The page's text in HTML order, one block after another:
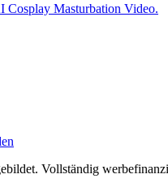
Cosplay Masturbation Video.
Vollständig